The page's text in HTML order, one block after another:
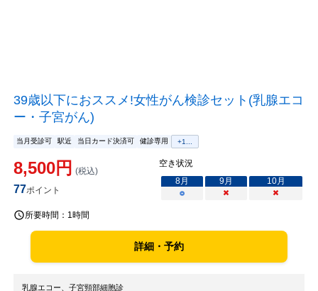
39歳以下におススメ!女性がん検診セット(乳腺エコ
ー・子宮がん)
当月受診可 駅近 当日カード決済可 健診専用 +1...
8,500円 (税込)
77ポイント
空き状況
8月 9月 10月
○
× ×
所要時間： 1時間
詳細・予約
乳腺エコー、子宮頸部細胞診